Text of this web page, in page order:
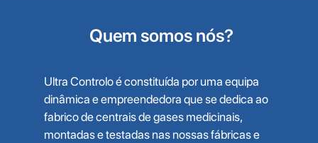
Quem somos nós?
Ultra Controlo é constituída por uma equipa
dinâmica e empreendedora que se dedica ao
fabrico de centrais de gases medicinais,
montadas e testadas nas nossas fábricas e